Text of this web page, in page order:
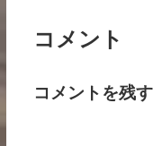
コメント
コメントを残す